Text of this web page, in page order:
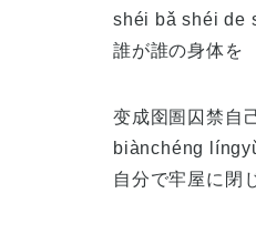
shéi bǎ shéi de
誰が誰の身体を
变成囹圄囚禁自
biànchéng
自分で牢屋に閉